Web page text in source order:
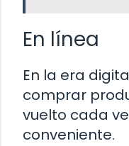
En línea
En la era
comprar
vuelto cada
conveniente.